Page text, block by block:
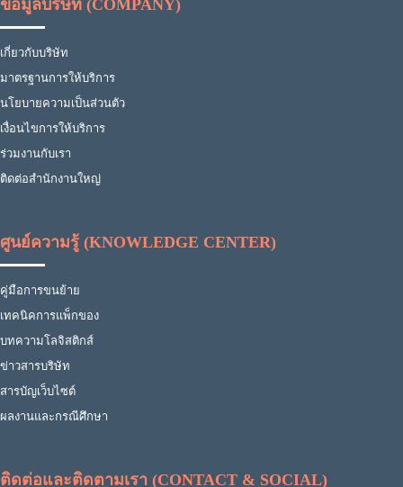
ข้อมูลบริษัท (COMPANY)
เกี่ยวกับบริษัท
มาตรฐานการให้บริการ
นโยบายความเป็นส่วนตัว
เงื่อนไขการให้บริการ
ร่วมงานกับเรา
ติดต่อสำนักงานใหญ่
ศูนย์ความรู้ (KNOWLEDGE CENTER)
คู่มือการขนย้าย
เทคนิคการแพ็กของ
บทความโลจิสติกส์
ข่าวสารบริษัท
สารบัญเว็บไซต์
ผลงานและกรณีศึกษา
ติดต่อและติดตามเรา (CONTACT & SOCIAL)